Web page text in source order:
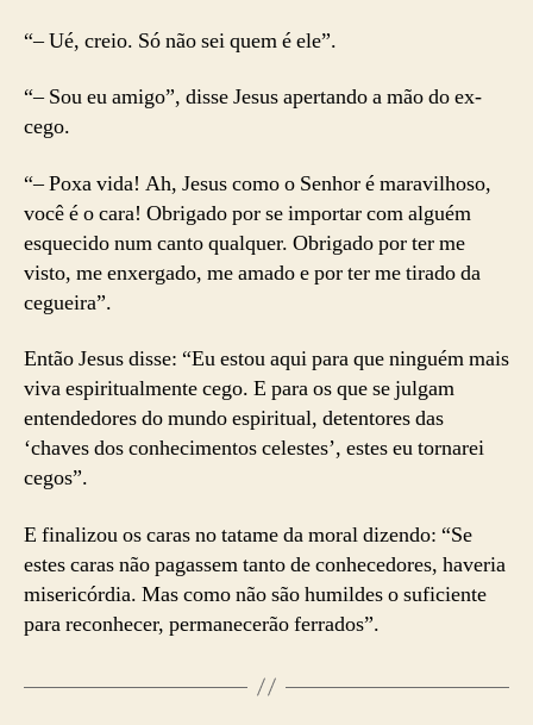
“– Ué, creio. Só não sei quem é ele”.
“– Sou eu amigo”, disse Jesus apertando a mão do ex-
cego.
“– Poxa vida! Ah, Jesus como o Senhor é maravilhoso,
você é o cara! Obrigado por se importar com alguém
esquecido num canto qualquer. Obrigado por ter me
visto, me enxergado, me amado e por ter me tirado da
cegueira”.
Então Jesus disse: “Eu estou aqui para que ninguém mais
viva espiritualmente cego. E para os que se julgam
entendedores do mundo espiritual, detentores das
‘chaves dos conhecimentos celestes’, estes eu tornarei
cegos”.
E finalizou os caras no tatame da moral dizendo: “Se
estes caras não pagassem tanto de conhecedores, haveria
misericórdia. Mas como não são humildes o suficiente
para reconhecer, permanecerão ferrados”.